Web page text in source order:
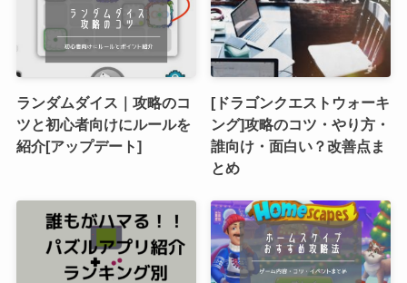
ランダムダイス｜攻略のコ
ツと初心者向けにルールを
紹介[アップデート]
[ドラゴンクエストウォーキ
ング]攻略のコツ・やり方・
誰向け・面白い？改善点ま
とめ